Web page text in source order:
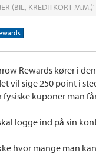
(BIL, KREDITKORT M.M.)'
Rewards kører i
vil sige 250 point i
fysiske kuponer man
logge ind på sin
hvor mange man